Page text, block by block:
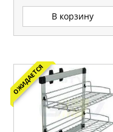
В корзину
ОЖИДАЕТСЯ